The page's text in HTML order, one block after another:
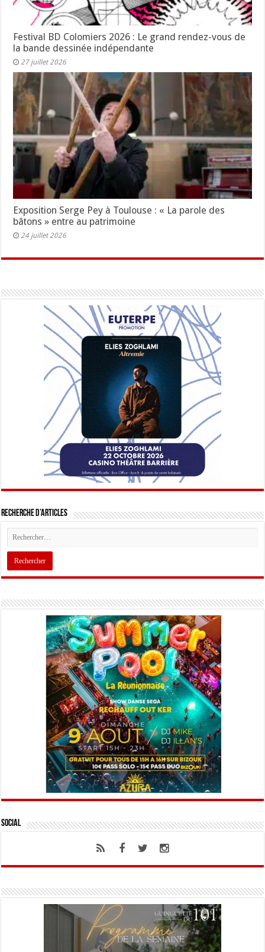
Festival BD Colomiers 2026 : Le grand rendez-vous de
la bande dessinée indépendante
27 juillet 2026
Exposition Serge Pey à Toulouse : « La parole des
bâtons » entre au patrimoine
24 juillet 2026
Recherche d’articles
Social